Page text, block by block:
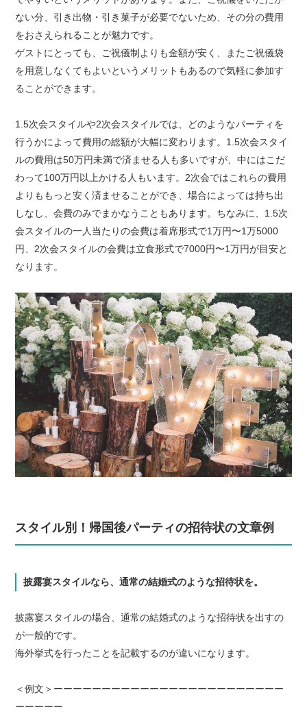
ない分、引き出物・引き菓子が必要でないため、その分の費用
をおさえられることが魅力です。
ゲストにとっても、ご祝儀制よりも金額が安く、またご祝儀袋
を用意しなくてもよいというメリットもあるので気軽に参加す
ることができます。
1.5次会スタイルや2次会スタイルでは、どのようなパーティを
行うかによって費用の総額が大幅に変わります。1.5次会スタイ
ルの費用は50万円未満で済ませる人も多いですが、中にはこだ
わって100万円以上かける人もいます。2次会ではこれらの費用
よりももっと安く済ませることができ、場合によっては持ち出
しなし、会費のみでまかなうこともあります。ちなみに、1.5次
会スタイルの一人当たりの会費は着席形式で1万円〜1万5000
円、2次会スタイルの会費は立食形式で7000円〜1万円が目安と
なります。
スタイル別！帰国後パーティの招待状の文章例
披露宴スタイルなら、通常の結婚式のような招待状を。
披露宴スタイルの場合、通常の結婚式のような招待状を出すの
が一般的です。
海外挙式を行ったことを記載するのが違いになります。
＜例文＞ーーーーーーーーーーーーーーーーーーーーーーーー
ーーーーー